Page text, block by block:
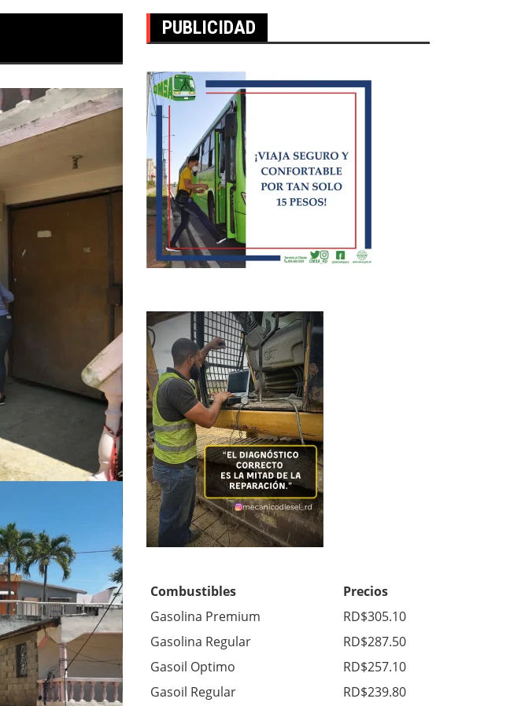
PUBLICIDAD
Combustibles
Precios
Gasolina Premium
RD$305.10
Gasolina Regular
RD$287.50
Gasoil Optimo
RD$257.10
Gasoil Regular
RD$239.80